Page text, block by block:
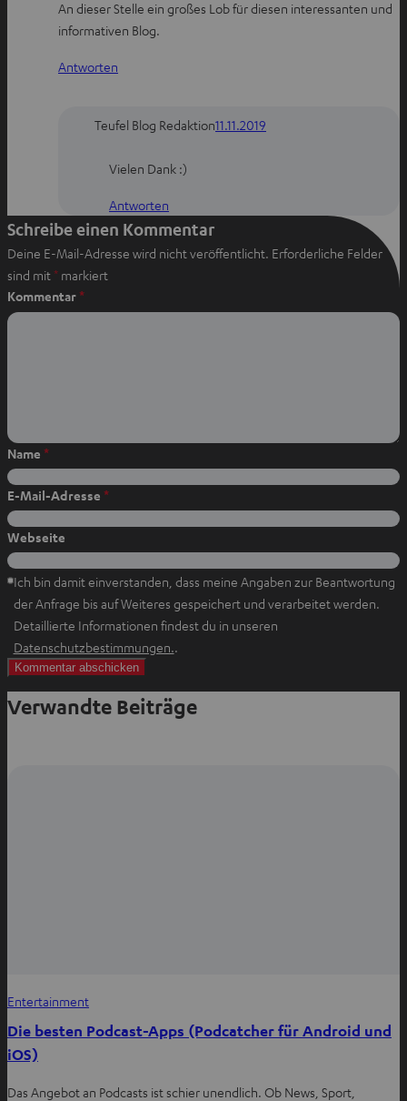
An dieser Stelle ein großes Lob für diesen interessanten und
informativen Blog.
Antworten
Teufel Blog Redaktion11.11.2019
Vielen Dank :)
Antworten
Schreibe einen Kommentar
Deine E-Mail-Adresse wird nicht veröffentlicht. Erforderliche Felder
sind mit* markiert
Kommentar*
Name *
E-Mail-Adresse *
Webseite
Ich bin damit einverstanden, dass meine Angaben zur Beantwortung
der Anfrage bis auf Weiteres gespeichert und verarbeitet werden.
Detaillierte Informationen findest du in unseren
Datenschutzbestimmungen.
n
e
.
Verwandte Beiträge
Entertainment
Die besten Podcast-Apps (Podcatcher für Android und
iOS)
Das Angebot an Podcasts ist schier unendlich. Ob News, Sport,